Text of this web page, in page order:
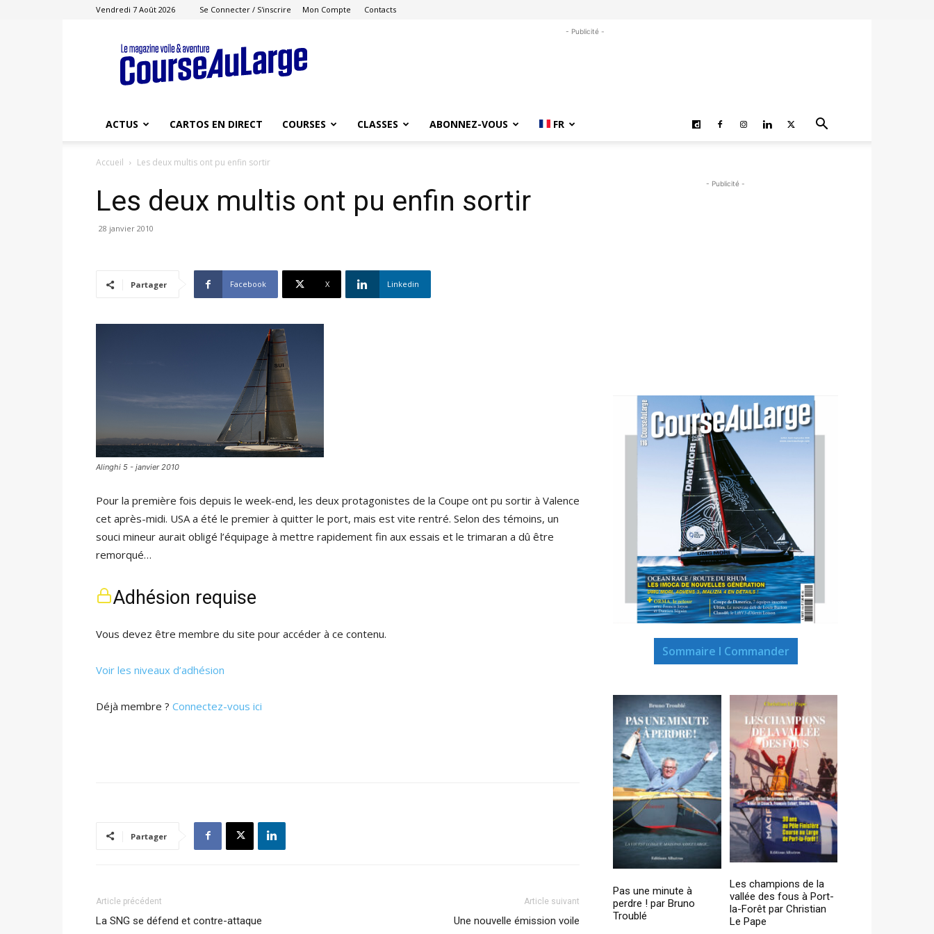
Vendredi 7 Août 2026 Se Connecter / S'inscrire Mon Compte Contacts
Course
au
Large
- Publicité -
ACTUS CARTOS EN DIRECT COURSES CLASSES ABONNEZ-VOUS FR
Accueil Les deux multis ont pu enfin sortir
Les deux multis ont pu enfin sortir
28 janvier 2010
Partager Facebook X Linkedin
Alinghi 5 - janvier 2010
Pour la première fois depuis le week-end, les deux protagonistes de la Coupe ont pu sortir à Valence
cet après-midi. USA a été le premier à quitter le port, mais est vite rentré. Selon des témoins, un
souci mineur aurait obligé l’équipage à mettre rapidement fin aux essais et le trimaran a dû être
remorqué…
Adhésion requise
Vous devez être membre du site pour accéder à ce contenu.
Voir les niveaux d’adhésion
Déjà membre ? Connectez-vous ici
Partager
Article précédent
La SNG se défend et contre-attaque
Article suivant
Une nouvelle émission voile
- Publicité -
Sommaire I Commander
Pas une minute à
perdre ! par Bruno
Troublé
Les champions de la
vallée des fous à Port-
la-Forêt par Christian
Le Pape